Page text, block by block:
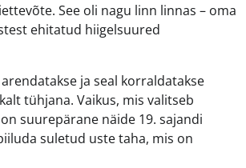
See oli nagu linn linnas – oma
ehitatud hiigelsuured
ja seal korraldatakse
tühjana. Vaikus, mis valitseb
suurepärane näide 19. sajandi
suletud uste taha, mis on